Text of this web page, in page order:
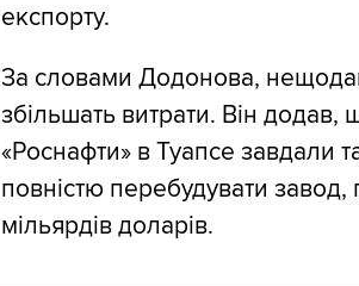
експорту.
За словами Додонова,
збільшать витрати. Він
«Роснафти» в Туапсе завдали
повністю перебудувати завод,
мільярдів доларів.